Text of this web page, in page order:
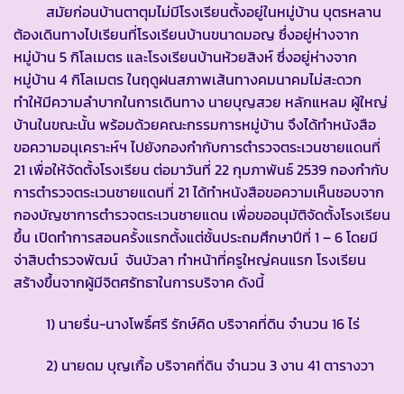
สมัยก่อนบ้านตาตุมไม่มีโรงเรียนตั้งอยู่ในหมู่บ้าน บุตรหลาน
ต้องเดินทางไปเรียนที่โรงเรียนบ้านขนาดมอญ ซึ่งอยู่ห่างจาก
หมู่บ้าน 5 กิโลเมตร และโรงเรียนบ้านห้วยสิงห์ ซึ่งอยู่ห่างจาก
หมู่บ้าน 4 กิโลเมตร ในฤดูฝนสภาพเส้นทางคมนาคมไม่สะดวก
ทำให้มีความลำบากในการเดินทาง นายบุญสวย หลักแหลม ผู้ใหญ่
บ้านในขณะนั้น พร้อมด้วยคณะกรรมการหมู่บ้าน จึงได้ทำหนังสือ
ขอความอนุเคราะห์ฯ ไปยังกองกำกับการตำรวจตระเวนชายแดนที่
21 เพื่อให้จัดตั้งโรงเรียน ต่อมาวันที่ 22 กุมภาพันธ์ 2539 กองกำกับ
การตำรวจตระเวนชายแดนที่ 21 ได้ทำหนังสือขอความเห็นชอบจาก
กองบัญชาการตำรวจตระเวนชายแดน เพื่อขออนุมัติจัดตั้งโรงเรียน
ขึ้น เปิดทำการสอนครั้งแรกตั้งแต่ชั้นประถมศึกษาปีที่ 1 – 6 โดยมี
จ่าสิบตำรวจพัฒน์ จันบัวลา ทำหน้าที่ครูใหญ่คนแรก โรงเรียน
สร้างขึ้นจากผู้มีจิตศรัทธาในการบริจาค ดังนี้
1) นายรื่น-นางโพธิ์ศรี รักษ์คิด บริจาคที่ดิน จำนวน 16 ไร่
2) นายดม บุญเกื้อ บริจาคที่ดิน จำนวน 3 งาน 41 ตารางวา